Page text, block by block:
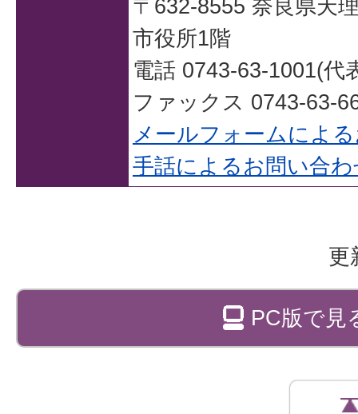
〒632-8555 奈良県天
市役所1階
電話 0743-63-1001(代
ファックス 0743-63-
メールフォームによ
手話によるお問い合
更
PC版で見